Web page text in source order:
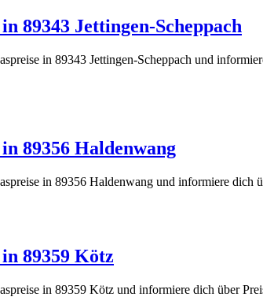
89343 Jettingen-Scheppach
in 89343 Jettingen-Scheppach und
89356 Haldenwang
in 89356 Haldenwang und informiere
89359 Kötz
in 89359 Kötz und informiere dich über